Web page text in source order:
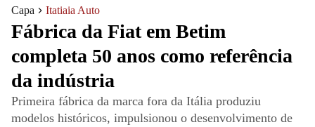
Capa Itatiaia Auto
Fábrica da Fiat em Betim
completa 50 anos como referência
da indústria
Primeira fábrica da marca fora da Itália produziu
modelos históricos, impulsionou o desenvolvimento de